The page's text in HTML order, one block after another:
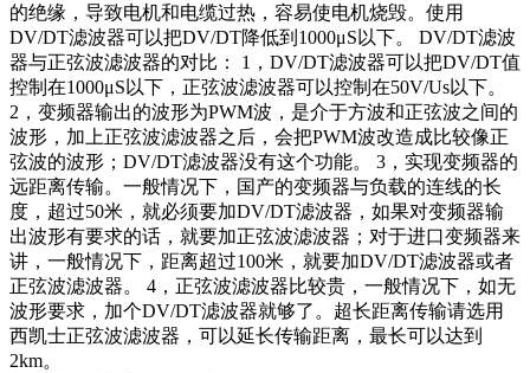
的绝缘，导致电机和电缆过热，容易使电机烧毁。使用
DV/DT滤波器可以把DV/DT降低到1000μS以下。 DV/DT滤波
器与正弦波滤波器的对比： 1，DV/DT滤波器可以把DV/DT值
控制在1000μS以下，正弦波滤波器可以控制在50V/Us以下。
2，变频器输出的波形为PWM波，是介于方波和正弦波之间的
波形，加上正弦波滤波器之后，会把PWM波改造成比较像正
弦波的波形；DV/DT滤波器没有这个功能。 3，实现变频器的
远距离传输。一般情况下，国产的变频器与负载的连线的长
度，超过50米，就必须要加DV/DT滤波器，如果对变频器输
出波形有要求的话，就要加正弦波滤波器；对于进口变频器来
讲，一般情况下，距离超过100米，就要加DV/DT滤波器或者
正弦波滤波器。 4，正弦波滤波器比较贵，一般情况下，如无
波形要求，加个DV/DT滤波器就够了。超长距离传输请选用
西凯士正弦波滤波器，可以延长传输距离，最长可以达到
2km。